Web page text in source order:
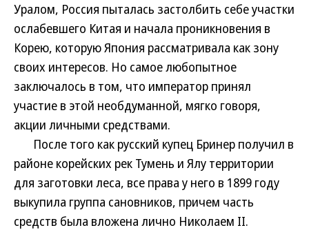
Уралом, Россия пыталась застолбить себе участки
ослабевшего Китая и начала проникновения в
Корею, которую Япония рассматривала как зону
своих интересов. Но самое любопытное
заключалось в том, что император принял
участие в этой необдуманной, мягко говоря,
акции личными средствами.
После того как русский купец Бринер получил в
районе корейских рек Тумень и Ялу территории
для заготовки леса, все права у него в 1899 году
выкупила группа сановников, причем часть
средств была вложена лично Николаем II.